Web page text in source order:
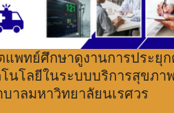
แพทย์ศึกษาดูงานการประยุ
โนโลยีในระบบบริการสุขภา
าลมหาวิทยาลัยนเรศวร